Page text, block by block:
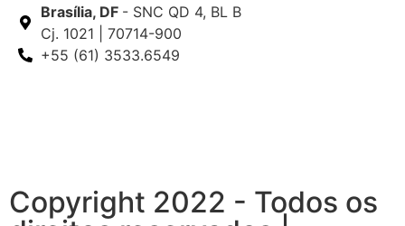
Brasília, DF - SNC QD 4, BL B
Cj. 1021 | 70714-900
+55 (61) 3533.6549
Copyright 2022 - Todos os